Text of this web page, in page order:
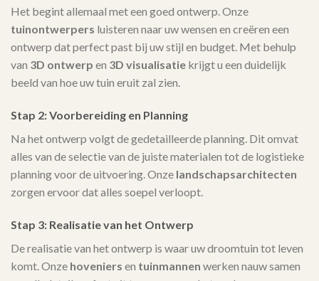
Het begint allemaal met een goed ontwerp. Onze
tuinontwerpers luisteren naar uw wensen en creëren een
ontwerp dat perfect past bij uw stijl en budget. Met behulp
van 3D ontwerp en 3D visualisatie krijgt u een duidelijk
beeld van hoe uw tuin eruit zal zien.
Stap 2: Voorbereiding en Planning
Na het ontwerp volgt de gedetailleerde planning. Dit omvat
alles van de selectie van de juiste materialen tot de logistieke
planning voor de uitvoering. Onze landschapsarchitecten
zorgen ervoor dat alles soepel verloopt.
Stap 3: Realisatie van het Ontwerp
De realisatie van het ontwerp is waar uw droomtuin tot leven
komt. Onze hoveniers en tuinmannen werken nauw samen